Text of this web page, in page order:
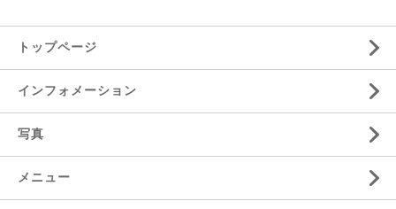
トップページ
インフォメーション
写真
メニュー